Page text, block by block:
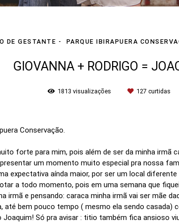
DE GESTANTE PARQUE IBIRAPUERA
GIOVANNA + RODRIGO =
1813 visualizações 127 curtidas
Conservação.
forte para mim, pois além de ser da minha irmã
um momento muito especial pra nossa
expectativa aínda maior, por ser um local
a todo momento, pois em uma semana que
irmã e pensando: caraca minha irmã vai ser mãe
até bem pouco tempo ( mesmo ela sendo casada)
Só pra avisar : titio também fica ansioso